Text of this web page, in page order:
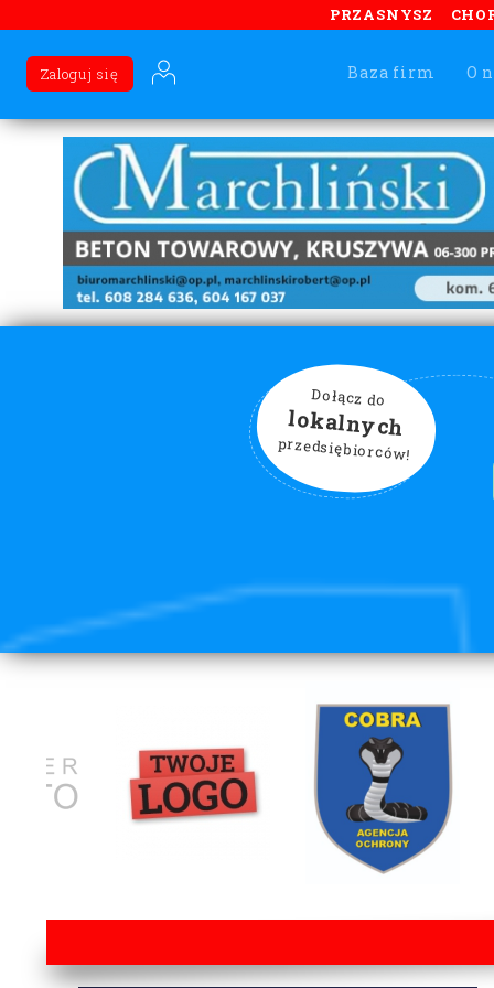
PRZASNYSZ
Baza firm O
Zaloguj się
Dołącz do
lokalnych
przedsiębiorców!
lorem ipsum